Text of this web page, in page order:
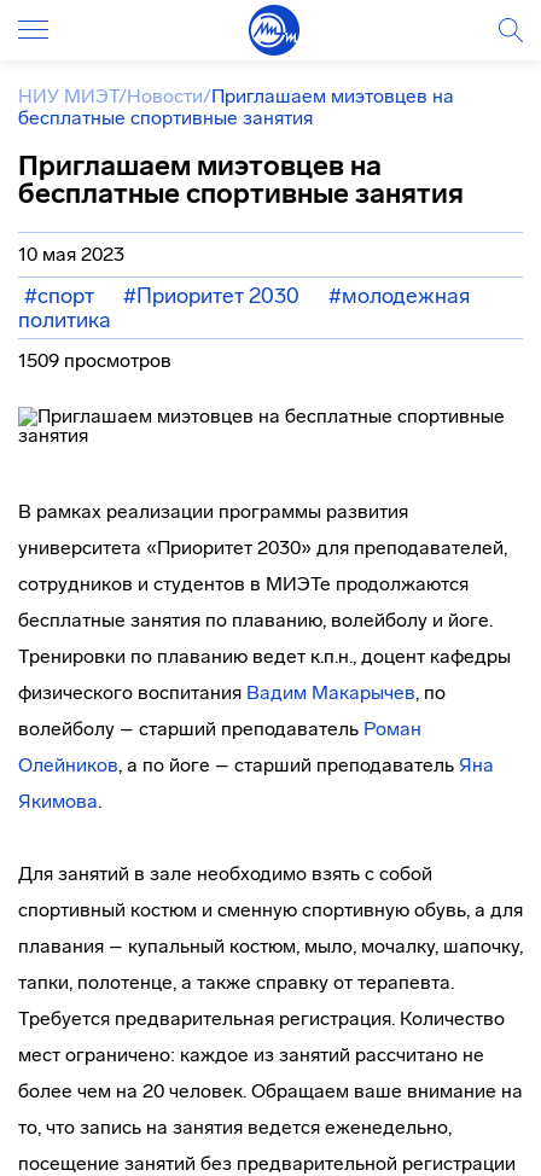
НИУ МИЭТ/Новости/Приглашаем миэтовцев на
бесплатные спортивные занятия
Приглашаем миэтовцев на
бесплатные спортивные занятия
10 мая 2023
#спорт #Приоритет 2030
#молодежная
политика
1509 просмотров
В рамках реализации программы развития
университета «Приоритет 2030» для преподавателей,
сотрудников и студентов в МИЭТе продолжаются
бесплатные занятия по плаванию, волейболу и йоге.
Тренировки по плаванию ведет к.п.н., доцент кафедры
физического воспитания Вадим Макарычев, по
волейболу – старший преподаватель Роман
Олейников, а по йоге – старший преподаватель Яна
Якимова.
Для занятий в зале необходимо взять с собой
спортивный костюм и сменную спортивную обувь, а для
плавания – купальный костюм, мыло, мочалку, шапочку,
тапки, полотенце, а также справку от терапевта.
Требуется предварительная регистрация. Количество
мест ограничено: каждое из занятий рассчитано не
более чем на 20 человек. Обращаем ваше внимание на
то, что запись на занятия ведется еженедельно,
посещение занятий без предварительной регистрации